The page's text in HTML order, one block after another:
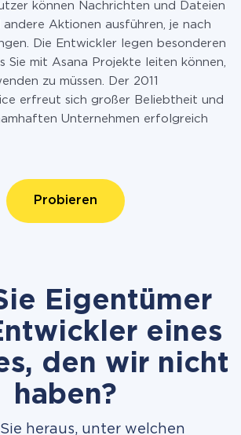
können Nachrichten und Dateien
andere Aktionen ausführen, je nach
Die Entwickler legen besonderen
Sie mit Asana Projekte leiten können,
zu müssen. Der 2011
erfreut sich großer Beliebtheit und
Unternehmen erfolgreich
Probieren
Eigentümer
eines
den wir nicht
haben?
heraus, unter welchen